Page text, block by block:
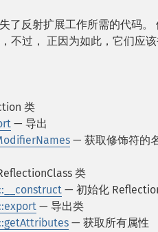
了反射扩展工作所需的代码。
不过， 正因为如此，它们应该
类
— 导出
— 获取修饰符的
类
— 初始化
— 导出类
— 获取所有属性